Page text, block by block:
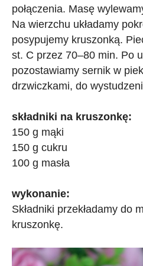
połączenia. Masę
Na wierzchu układamy
posypujemy kruszonką.
st. C przez 70–80 min. Po
pozostawiamy sernik w
drzwiczkami, do
składniki na kruszonkę:
150 g mąki
150 g cukru
100 g masła
wykonanie:
Składniki przekładamy do
kruszonkę.